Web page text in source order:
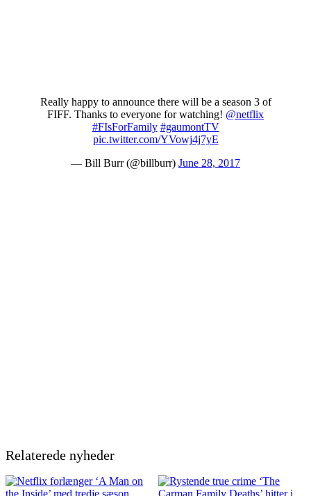
Really happy to announce there will be a season 3 of
FIFF. Thanks to everyone for watching! @netflix
#FIsForFamily #gaumontTV
pic.twitter.com/YVowj4j7yE
— Bill Burr (@billburr) June 28, 2017
Relaterede nyheder